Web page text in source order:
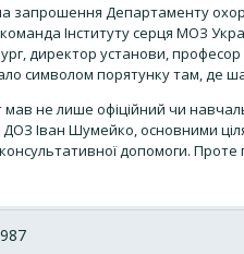
запрошення Департаменту
команда Інституту серця МОЗ
директор установи,
символом порятунку там, де
мав не лише офіційний чи
Іван Шумейко, основними
допомоги. Проте